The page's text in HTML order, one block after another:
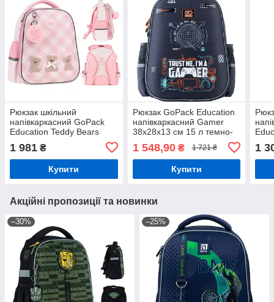
Рюкзак шкільний
напівкаркасний GoPack
Education Teddy Bears
1 981 ₴
Купити
Рюкзак GoPack Education
напівкаркасний Gamer
38x28x13 см 15 л темно-
1 548,90₴ 1 721 ₴
Купити
1
Акційні пропозиції та новинки
–30% –25%